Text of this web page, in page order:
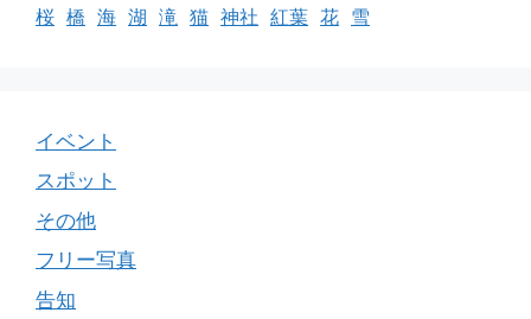
桜 橋 海 湖 滝 猫 神社 紅葉 花 雪
イベント
スポット
その他
フリー写真
告知